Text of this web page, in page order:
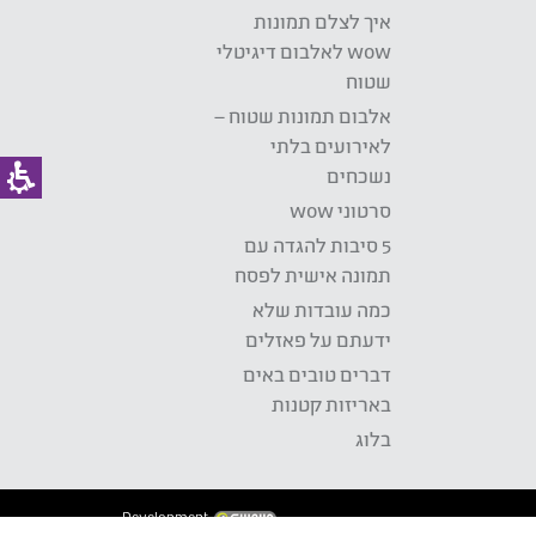
איך לצלם תמונות
wow לאלבום דיגיטלי
שטוח
אלבום תמונות שטוח –
לאירועים בלתי
נשכחים
סרטוני wow
5 סיבות להגדה עם
תמונה אישית לפסח
כמה עובדות שלא
ידעתם על פאזלים
דברים טובים באים
באריזות קטנות
בלוג
Development: